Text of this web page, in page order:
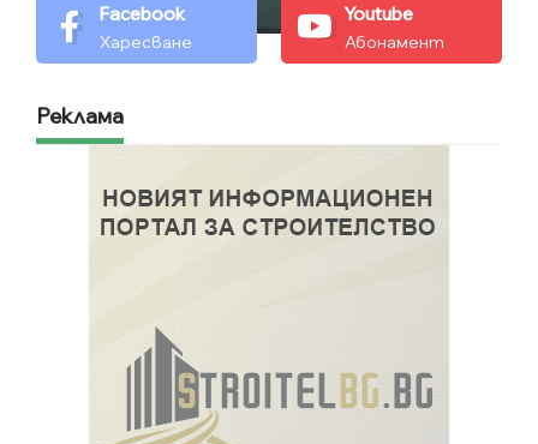
Facebook
Харесване
Youtube
Абонамент
Реклама